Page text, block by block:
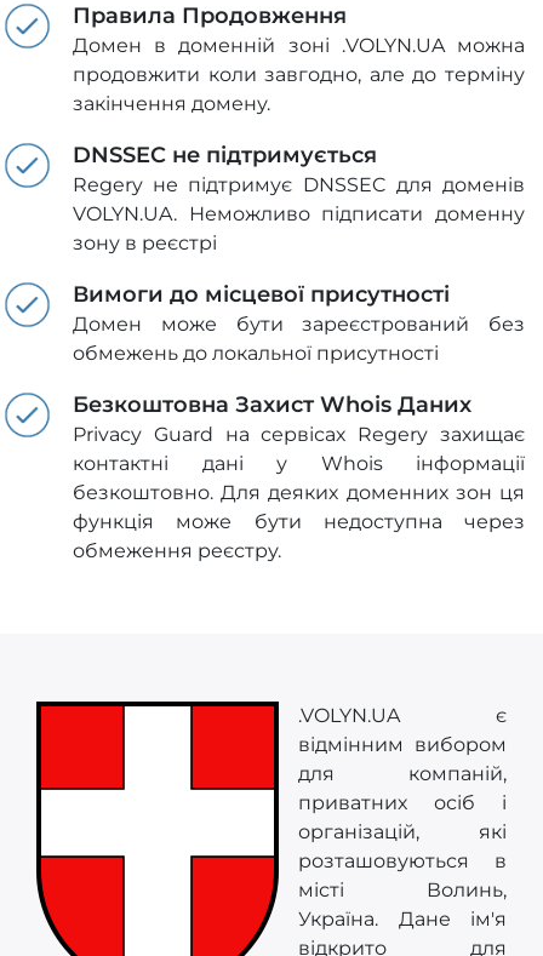
Правила Продовження
Домен в доменній зоні .VOLYN.UA можна
продовжити коли завгодно, але до терміну
закінчення домену.
DNSSEC не підтримується
Regery не підтримує DNSSEC для доменів
VOLYN.UA. Неможливо підписати доменну
зону в реєстрі
Вимоги до місцевої присутності
Домен може бути зареєстрований без
обмежень до локальної присутності
Безкоштовна Захист Whois Даних
Privacy Guard на сервісах Regery захищає
контактні дані у Whois інформації
безкоштовно. Для деяких доменних зон ця
функція може бути недоступна через
обмеження реєстру.
.VOLYN.UA є
відмінним вибором
для компаній,
приватних осіб і
організацій, які
розташовуються в
місті Волинь,
Україна. Дане ім'я
відкрито для